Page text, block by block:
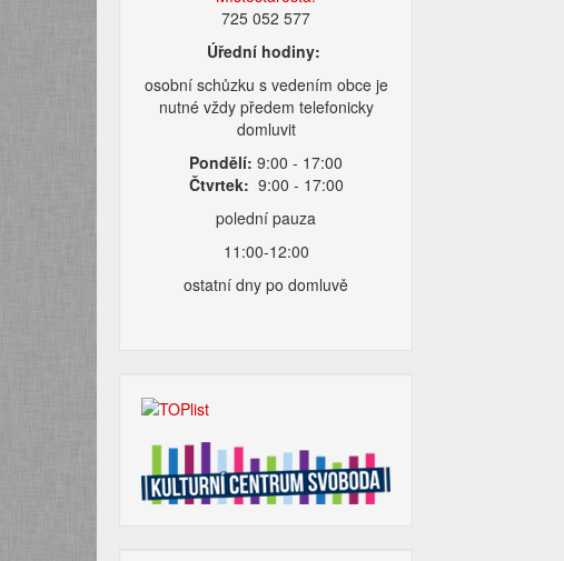
725 052 577
Úřední hodiny:
osobní schůzku s vedením obce je
nutné vždy předem telefonicky
domluvit
Pondělí: 9:00 - 17:00
Čtvrtek: 9:00 - 17:00
polední pauza
11:00-12:00
ostatní dny po domluvě